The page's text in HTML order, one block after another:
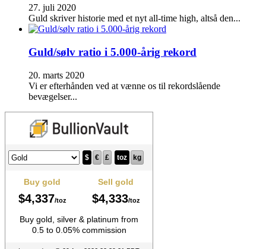
27. juli 2020
Guld skriver historie med et nyt all-time high, altså den...
Guld/sølv ratio i 5.000-årig rekord
20. marts 2020
Vi er efterhånden ved at vænne os til rekordslående
bevægelser...